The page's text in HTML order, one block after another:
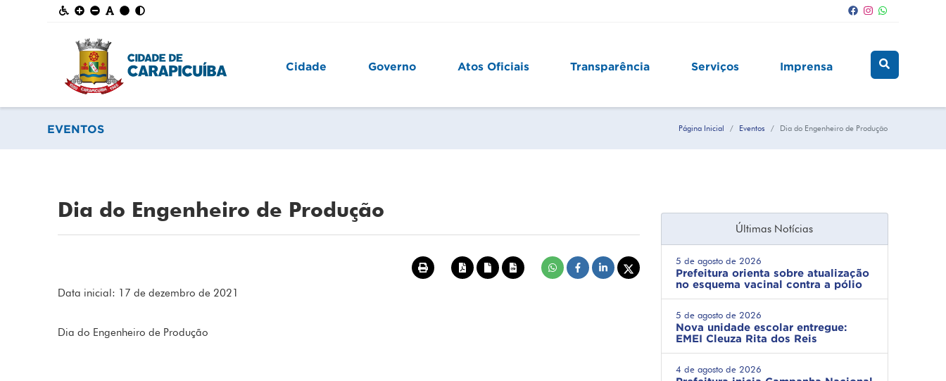
Cidade Governo Atos Oficiais Transparência Serviços Imprensa
EVENTOS Página Inicial Eventos Dia do Engenheiro de Produção
Dia do Engenheiro de Produção
Data inicial: 17 de dezembro de 2021
Dia do Engenheiro de Produção
Últimas Notícias
5 de agosto de 2026
Prefeitura orienta sobre atualização
no esquema vacinal contra a pólio
5 de agosto de 2026
Nova unidade escolar entregue:
EMEI Cleuza Rita dos Reis
4 de agosto de 2026